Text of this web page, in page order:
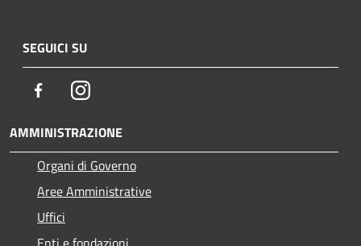
SEGUICI SU
FacebookInstagram
AMMINISTRAZIONE
Organi di Governo
Aree Amministrative
Uffici